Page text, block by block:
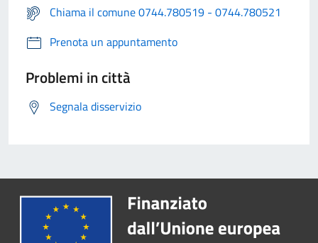
Chiama il comune 0744.780519 - 0744.780521
Prenota un appuntamento
Problemi in città
Segnala disservizio